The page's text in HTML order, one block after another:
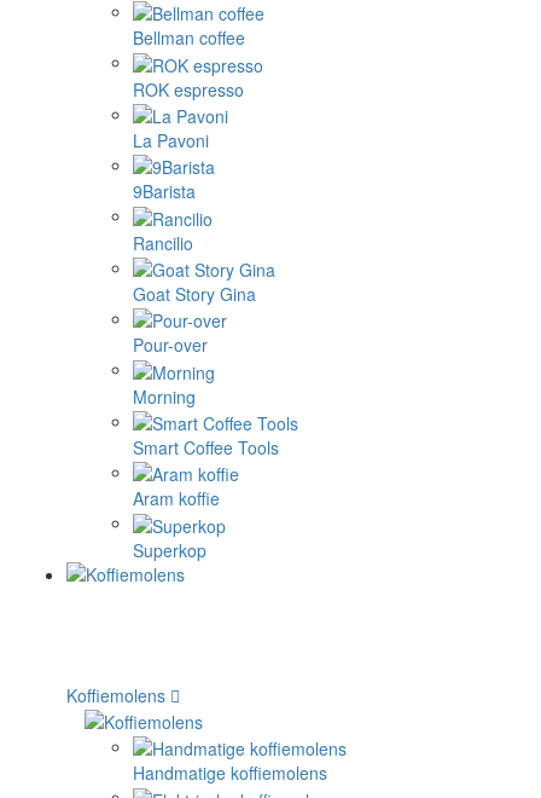
Bellman coffee
ROK espresso
La Pavoni
9Barista
Rancilio
Goat Story Gina
Pour-over
Morning
Smart Coffee Tools
Aram koffie
Superkop
Koffiemolens
Handmatige koffiemolens